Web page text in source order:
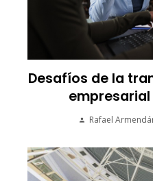
Desafíos de la
empresarial
Rafael